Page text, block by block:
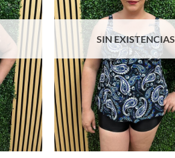
SIN EXISTENCIAS